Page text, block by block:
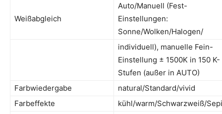
Weißabgleich
Auto/Manuell (Fest-
Einstellungen:
Sonne/Wolken/Halogen/
individuell), manuelle Fein-
Einstellung ± 1500K in 150 K-
Stufen (außer in AUTO)
Farbwiedergabe
natural/Standard/vivid
Farbeffekte
kühl/warm/Schwarzweiß/